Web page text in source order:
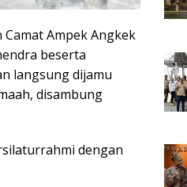
Ampek Angkek
beserta
langsung dijamu
disambung
dengan